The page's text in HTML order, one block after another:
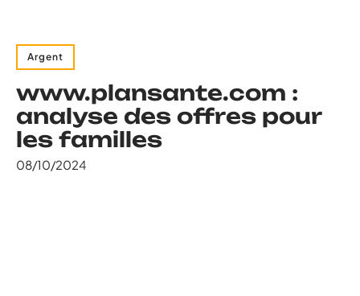
Argent
www.plansante.com :
analyse des offres pour
les familles
08/10/2024